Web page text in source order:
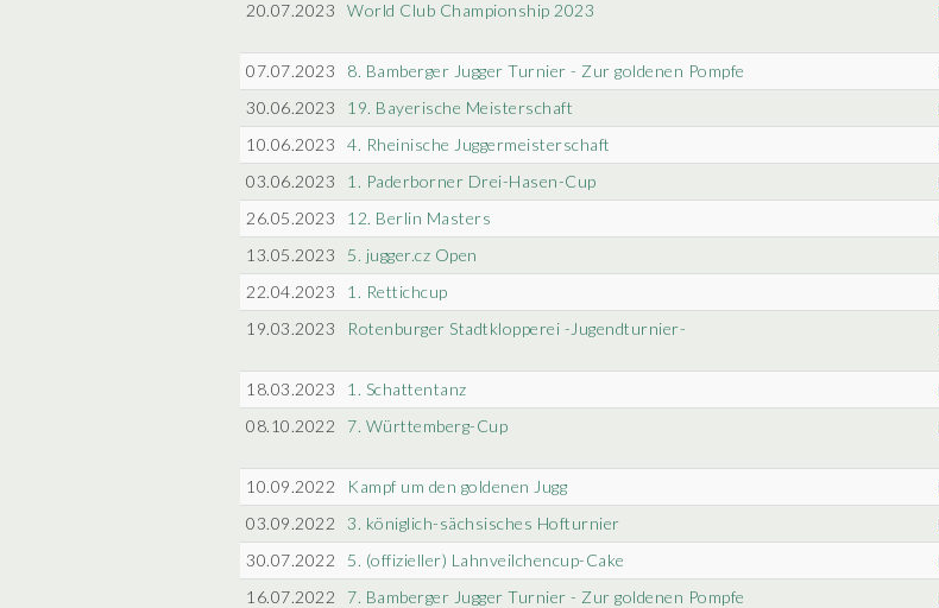
20.07.2023
World Club Championship 2023
07.07.2023 8. Bamberger Jugger Turnier - Zur goldenen Pompfe
30.06.2023
19. Bayerische Meisterschaft
10.06.2023
4. Rheinische Juggermeisterschaft
03.06.2023
1. Paderborner Drei-Hasen-Cup
26.05.2023
12. Berlin Masters
13.05.2023
5. jugger.cz Open
22.04.2023
1. Rettichcup
19.03.2023
Rotenburger Stadtklopperei -Jugendturnier-
18.03.2023 1. Schattentanz
08.10.2022
7. Württemberg-Cup
10.09.2022 Kampf um den goldenen Jugg
03.09.2022
3. königlich-sächsisches Hofturnier
30.07.2022
5. (offizieller) Lahnveilchencup-Cake
16.07.2022
7. Bamberger Jugger Turnier - Zur goldenen Pompfe